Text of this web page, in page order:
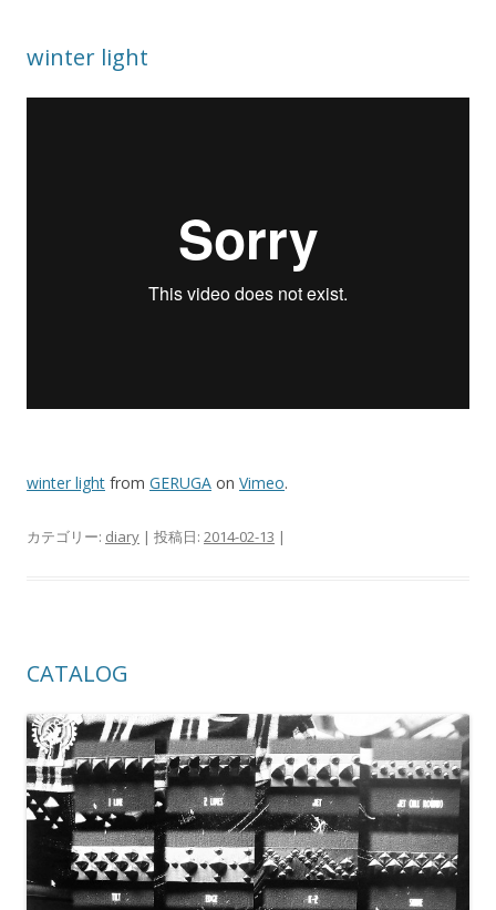
winter light
winter light from GERUGA on Vimeo.
カテゴリー: diary | 投稿日: 2014-02-13 |
CATALOG